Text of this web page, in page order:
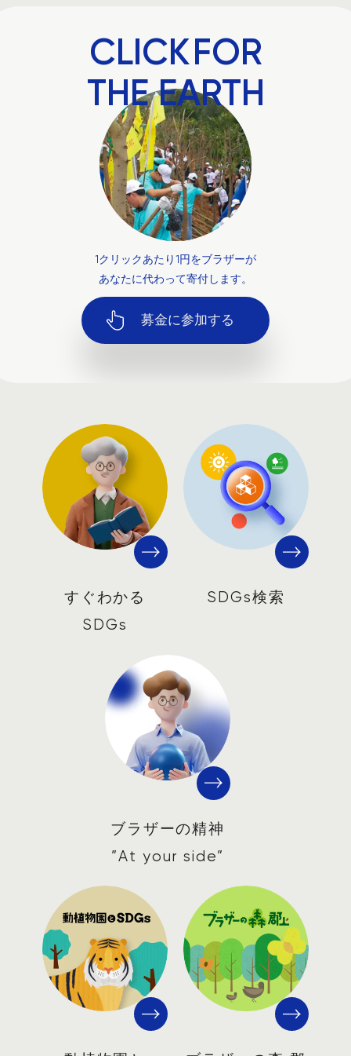
CLICKFOR
THE EARTH
1クリックあたり1円をブラザーが
あなたに代わって寄付します。
募金に参加する
すぐわかる
SDGs
SDGs検索
ブラザーの精神
”At your side”